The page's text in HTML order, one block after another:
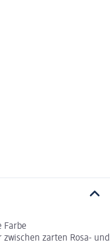
Farbe
zwischen zarten Rosa- und